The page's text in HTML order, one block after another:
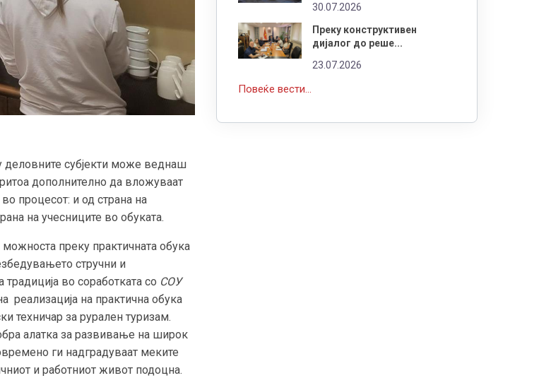
деловните субјекти може веднаш
дополнително да вложуваат
процесот: и од страна на
на учесниците во обуката.
можноста преку практичната обука
стручни и
во соработката со СОУ
реализација на практична обука
техничар за рурален туризам.
алатка за развивање на широк
ги надградуваат меките
и работниот живот подоцна.
30.07.2026
Преку конструктивен
дијалог до реше...
23.07.2026
Повеќе вести...